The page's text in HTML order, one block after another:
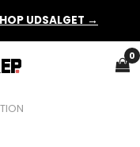
UDSALGET →
0